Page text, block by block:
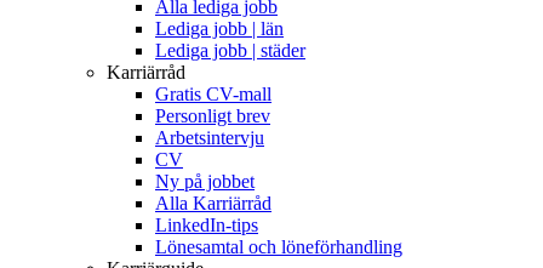
Alla lediga jobb
Lediga jobb | län
Lediga jobb | städer
Karriärråd
Gratis CV-mall
Personligt brev
Arbetsintervju
CV
Ny på jobbet
Alla Karriärråd
LinkedIn-tips
Lönesamtal och löneförhandling